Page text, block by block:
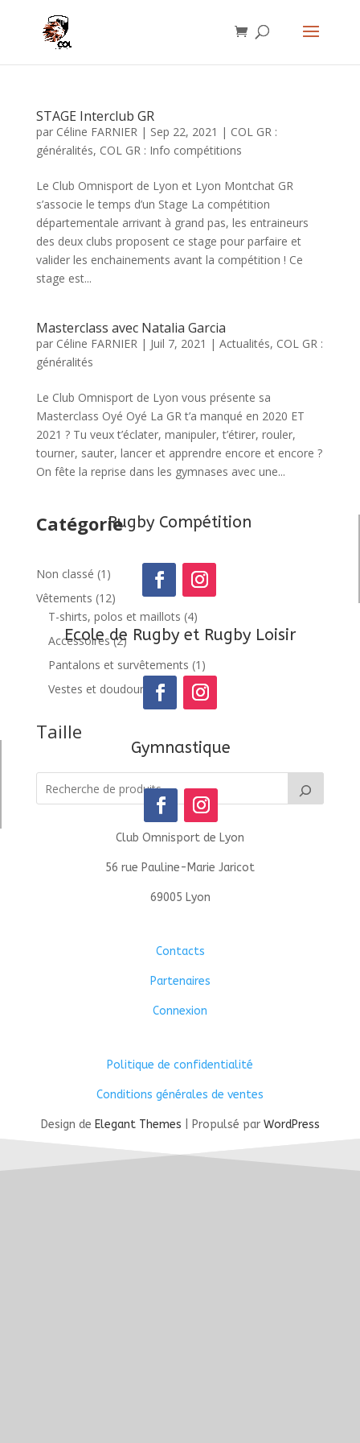
STAGE Interclub GR
par Céline FARNIER| Sep 22, 2021 | COL GR :
généralités, COL GR : Info compétitions
Le Club Omnisport de Lyon et Lyon Montchat GR
s’associe le temps d’un Stage La compétition
départementale arrivant à grand pas, les entraineurs
des deux clubs proposent ce stage pour parfaire et
valider les enchainements avant la compétition ! Ce
stage est...
Masterclass avec Natalia Garcia
par Céline FARNIER| Juil 7, 2021 | Actualités, COL GR :
généralités
Le Club Omnisport de Lyon vous présente sa
Masterclass Oyé Oyé La GR t’a manqué en 2020 ET
2021 ? Tu veux t’éclater, manipuler, t’étirer, rouler,
tourner, sauter, lancer et apprendre encore et encore ?
On fête la reprise dans les gymnases avec une...
Catégorie
Non classé 1 1
produit
Vêtements 1212
produits
T-shirts, polos et maillots 44
produits
Accessoires 22
produits
Pantalons et survêtements 1 1
produit
Vestes et doudounes 5
produits
Taille
Rugby Compétition
Ecole de Rugby et Rugby Loisir
Gymnastique
Club Omnisport de Lyon
56 rue Pauline-Marie Jaricot
69005 Lyon
Contacts
Partenaires
Connexion
Politique de confidentialité
Conditions générales de ventes
Design de Elegant Themes | Propulsé par WordPress